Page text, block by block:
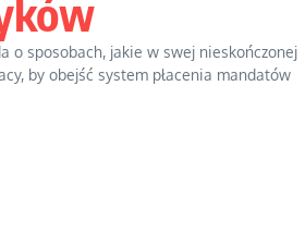
o sposobach, jakie w swej nieskończonej
by obejść system płacenia mandatów